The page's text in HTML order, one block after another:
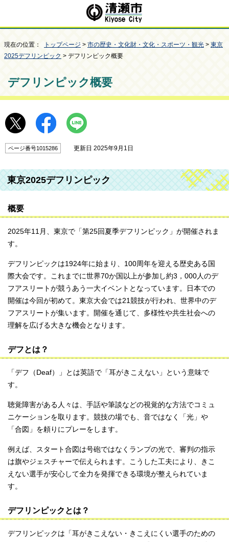
現在の位置： トップページ > 市の歴史・文化財・文化・スポーツ・観光 > 東京
2025デフリンピック > デフリンピック概要
デフリンピック概要
ページ番号1015286 更新日 2025年9月1日
東京2025デフリンピック
概要
2025年11月、東京で「第25回夏季デフリンピック」が開催されま
す。
デフリンピックは1924年に始まり、100周年を迎える歴史ある国
際大会です。これまでに世界70か国以上が参加し約3，000人のデ
フアスリートが競うあう一大イベントとなっています。日本での
開催は今回が初めて。東京大会では21競技が行われ、世界中のデ
フアスリートが集います。開催を通じて、多様性や共生社会への
理解を広げる大きな機会となります。
デフとは？
「デフ（Deaf）」とは英語で「耳がきこえない」という意味で
す。
聴覚障害がある人々は、手話や筆談などの視覚的な方法でコミュ
ニケーションを取ります。競技の場でも、音ではなく「光」や
「合図」を頼りにプレーをします。
例えば、スタート合図は号砲ではなくランプの光で、審判の指示
は旗やジェスチャーで伝えられます。こうした工夫により、きこ
えない選手が安心して全力を発揮できる環境が整えられていま
す。
デフリンピックとは？
デフリンピックは「耳がきこえない・きこえにくい選手のための